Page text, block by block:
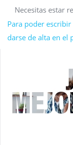
Necesitas estar
Para poder
darse de alta en el